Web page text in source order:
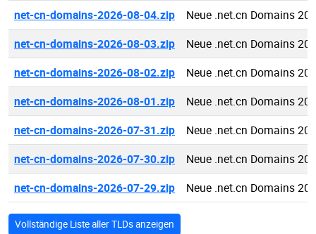
net-cn-domains-2026-08-04.zip
Neue .net.cn Domains
net-cn-domains-2026-08-03.zip
Neue .net.cn Domains
net-cn-domains-2026-08-02.zip
Neue .net.cn Domains
net-cn-domains-2026-08-01.zip
Neue .net.cn Domains
net-cn-domains-2026-07-31.zip
Neue .net.cn Domains
net-cn-domains-2026-07-30.zip
Neue .net.cn Domains
net-cn-domains-2026-07-29.zip
Neue .net.cn Domains
Vollständige Liste aller TLDs anzeigen